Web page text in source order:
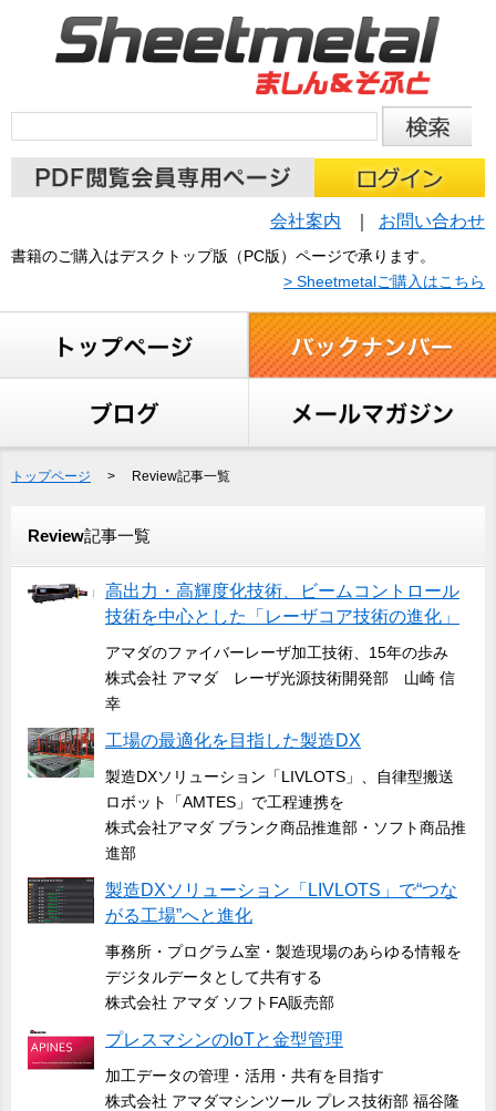
会社案内 お問い合わせ
書籍のご購入はデスクトップ版（PC版）ページで承ります。
> Sheetmetalご購入はこちら
トップページ > Review記事一覧
Review記事一覧
高出力・高輝度化技術、ビームコントロール
技術を中心とした「レーザコア技術の進化」
アマダのファイバーレーザ加工技術、15年の歩み
株式会社 アマダ レーザ光源技術開発部 山崎 信
幸
工場の最適化を目指した製造DX
製造DXソリューション「LIVLOTS」、自律型搬送
ロボット「AMTES」で工程連携を
株式会社アマダ ブランク商品推進部・ソフト商品推
進部
製造DXソリューション「LIVLOTS」で“つな
がる工場”へと進化
事務所・プログラム室・製造現場のあらゆる情報を
デジタルデータとして共有する
株式会社 アマダ ソフトFA販売部
プレスマシンのIoTと金型管理
加工データの管理・活用・共有を目指す
株式会社 アマダマシンツール プレス技術部 福谷隆